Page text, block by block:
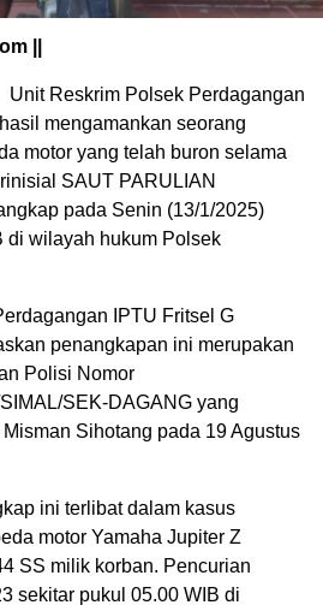
||
Unit Reskrim Polsek Perdagangan
mengamankan seorang
motor yang telah buron selama
SAUT PARULIAN
pada Senin (13/1/2025)
di wilayah hukum Polsek
IPTU Fritsel G
penangkapan ini merupakan
Polisi Nomor
SEK-DAGANG yang
Sihotang pada 19 Agustus
ini terlibat dalam kasus
motor Yamaha Jupiter Z
SS milik korban. Pencurian
sekitar pukul 05.00 WIB di